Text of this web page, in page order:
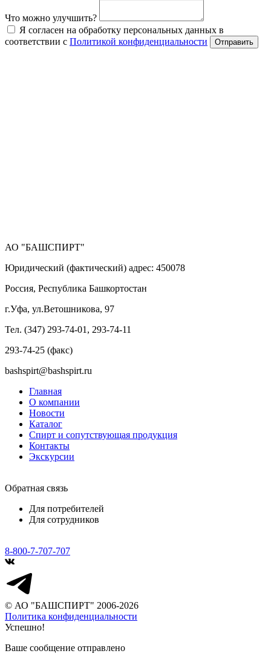
Что можно улучшить?
Я согласен на обработку персональных данных в
соответствии с Политикой конфиденциальности Отправить
АО "БАШСПИРТ"
Юридический (фактический) адрес: 450078
Россия, Республика Башкортостан
г.Уфа, ул.Ветошникова, 97
Тел. (347) 293-74-01, 293-74-11
293-74-25 (факс)
bashspirt@bashspirt.ru
Главная
О компании
Новости
Каталог
Спирт и сопутствующая продукция
Контакты
Экскурсии
Обратная связь
Для потребителей
Для сотрудников
8-800-7-707-707
© АО "БАШСПИРТ" 2006-2026
Политика конфиденциальности
Успешно!
Ваше сообщение отправлено